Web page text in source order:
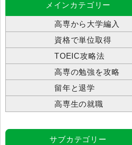
メインカテゴリー
高専から大学編入
資格で単位取得
TOEIC攻略法
高専の勉強を攻略
留年と退学
高専生の就職
サブカテゴリー